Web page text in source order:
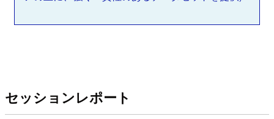
セッションレポート